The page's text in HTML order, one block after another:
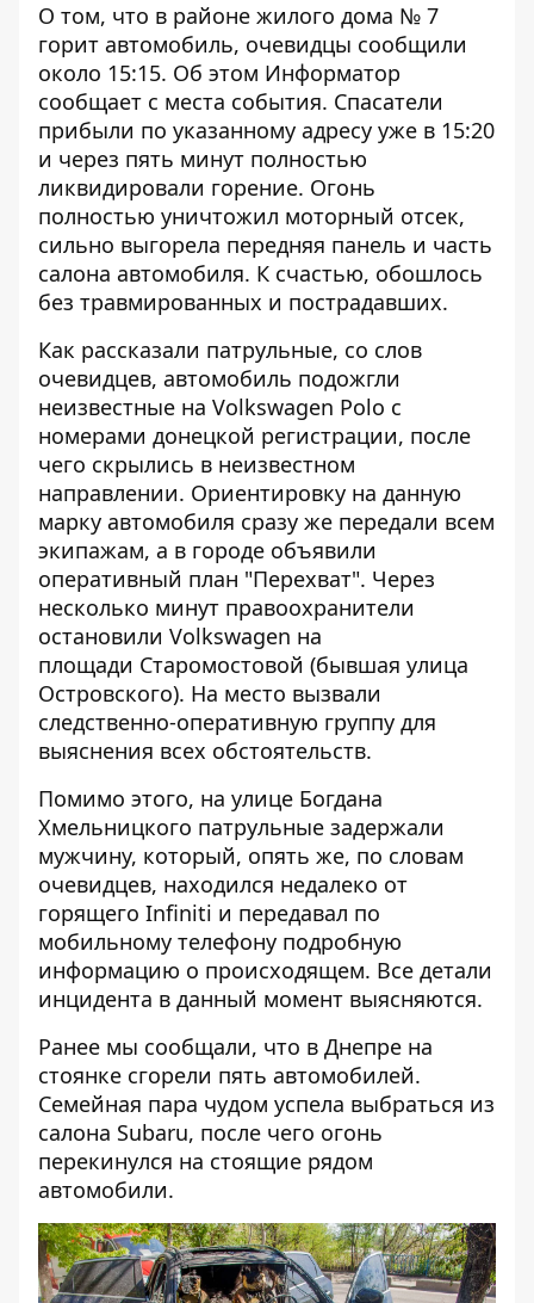
О том, что в районе жилого дома № 7
горит автомобиль, очевидцы сообщили
около 15:15. Об этом Информатор
сообщает с места события. Спасатели
прибыли по указанному адресу уже в 15:20
и через пять минут полностью
ликвидировали горение. Огонь
полностью уничтожил моторный отсек,
сильно выгорела передняя панель и часть
салона автомобиля. К счастью, обошлось
без травмированных и пострадавших.
Как рассказали патрульные, со слов
очевидцев, автомобиль подожгли
неизвестные на Volkswagen Polo с
номерами донецкой регистрации, после
чего скрылись в неизвестном
направлении. Ориентировку на данную
марку автомобиля сразу же передали всем
экипажам, а в городе объявили
оперативный план "Перехват". Через
несколько минут правоохранители
остановили Volkswagen на
площади Старомостовой (бывшая улица
Островского). На место вызвали
следственно-оперативную группу для
выяснения всех обстоятельств.
Помимо этого, на улице Богдана
Хмельницкого патрульные задержали
мужчину, который, опять же, по словам
очевидцев, находился недалеко от
горящего Infiniti и передавал по
мобильному телефону подробную
информацию о происходящем. Все детали
инцидента в данный момент выясняются.
Ранее мы сообщали, что в Днепре на
стоянке сгорели пять автомобилей.
Семейная пара чудом успела выбраться из
салона Subaru, после чего огонь
перекинулся на стоящие рядом
автомобили.